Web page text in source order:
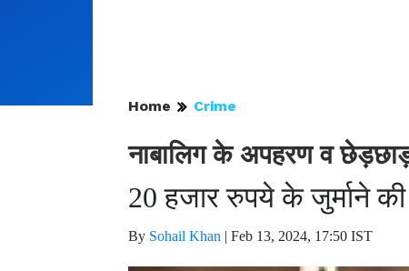
Home Crime
नाबालिग के अपहरण व
20 हजार रुपये के जुर्माने
By Sohail Khan | Feb 13, 2024, 17:50 IST